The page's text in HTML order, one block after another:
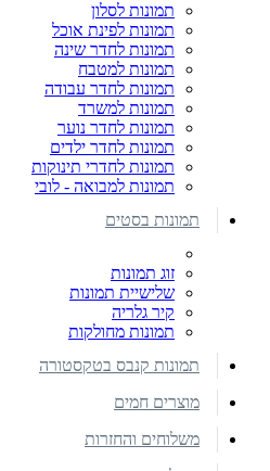
תמונות לסלון
תמונות לפינת אוכל
תמונות לחדר שינה
תמונות למטבח
תמונות לחדר עבודה
תמונות למשרד
תמונות לחדר נוער
תמונות לחדר ילדים
תמונות לחדרי תינוקות
תמונות למבואה - לובי
תמונות בסטים
זוג תמונות
שלישיית תמונות
קיר גלריה
תמונות מחולקות
תמונות קנבס בטקסטורה
מוצרים חמים
משלוחים והחזרות